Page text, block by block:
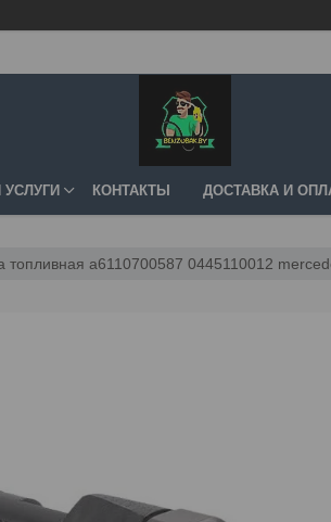
КОНТАКТЫ ДОСТАВКА И
топливная a6110700587 0445110012